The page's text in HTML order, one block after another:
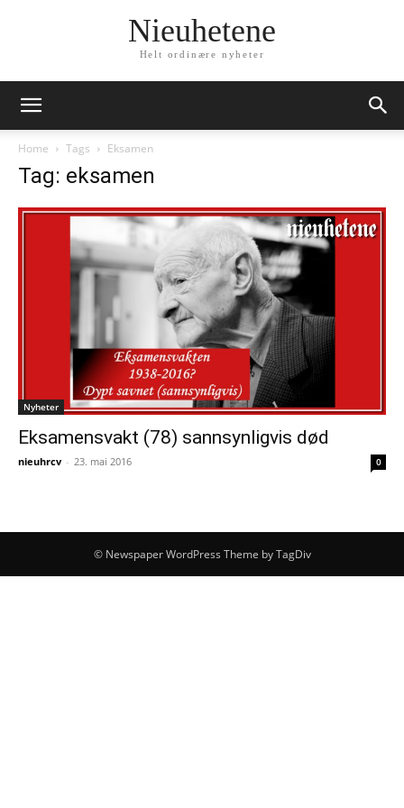
Nieuhetene
Helt ordinære nyheter
Home Tags Eksamen
Tag: eksamen
Nyheter
Eksamensvakt (78) sannsynligvis død
nieuhrcv - 23. mai 2016 0
© Newspaper WordPress Theme by TagDiv